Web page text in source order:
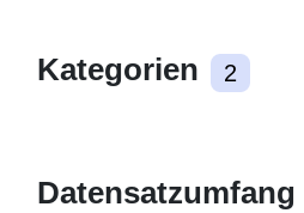
Kategorien 2
Datensatzumfang